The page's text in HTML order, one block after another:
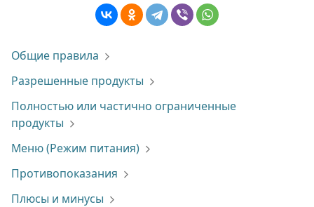
Общие правила
Разрешенные продукты
Полностью или частично ограниченные
продукты
Меню (Режим питания)
Противопоказания
Плюсы и минусы